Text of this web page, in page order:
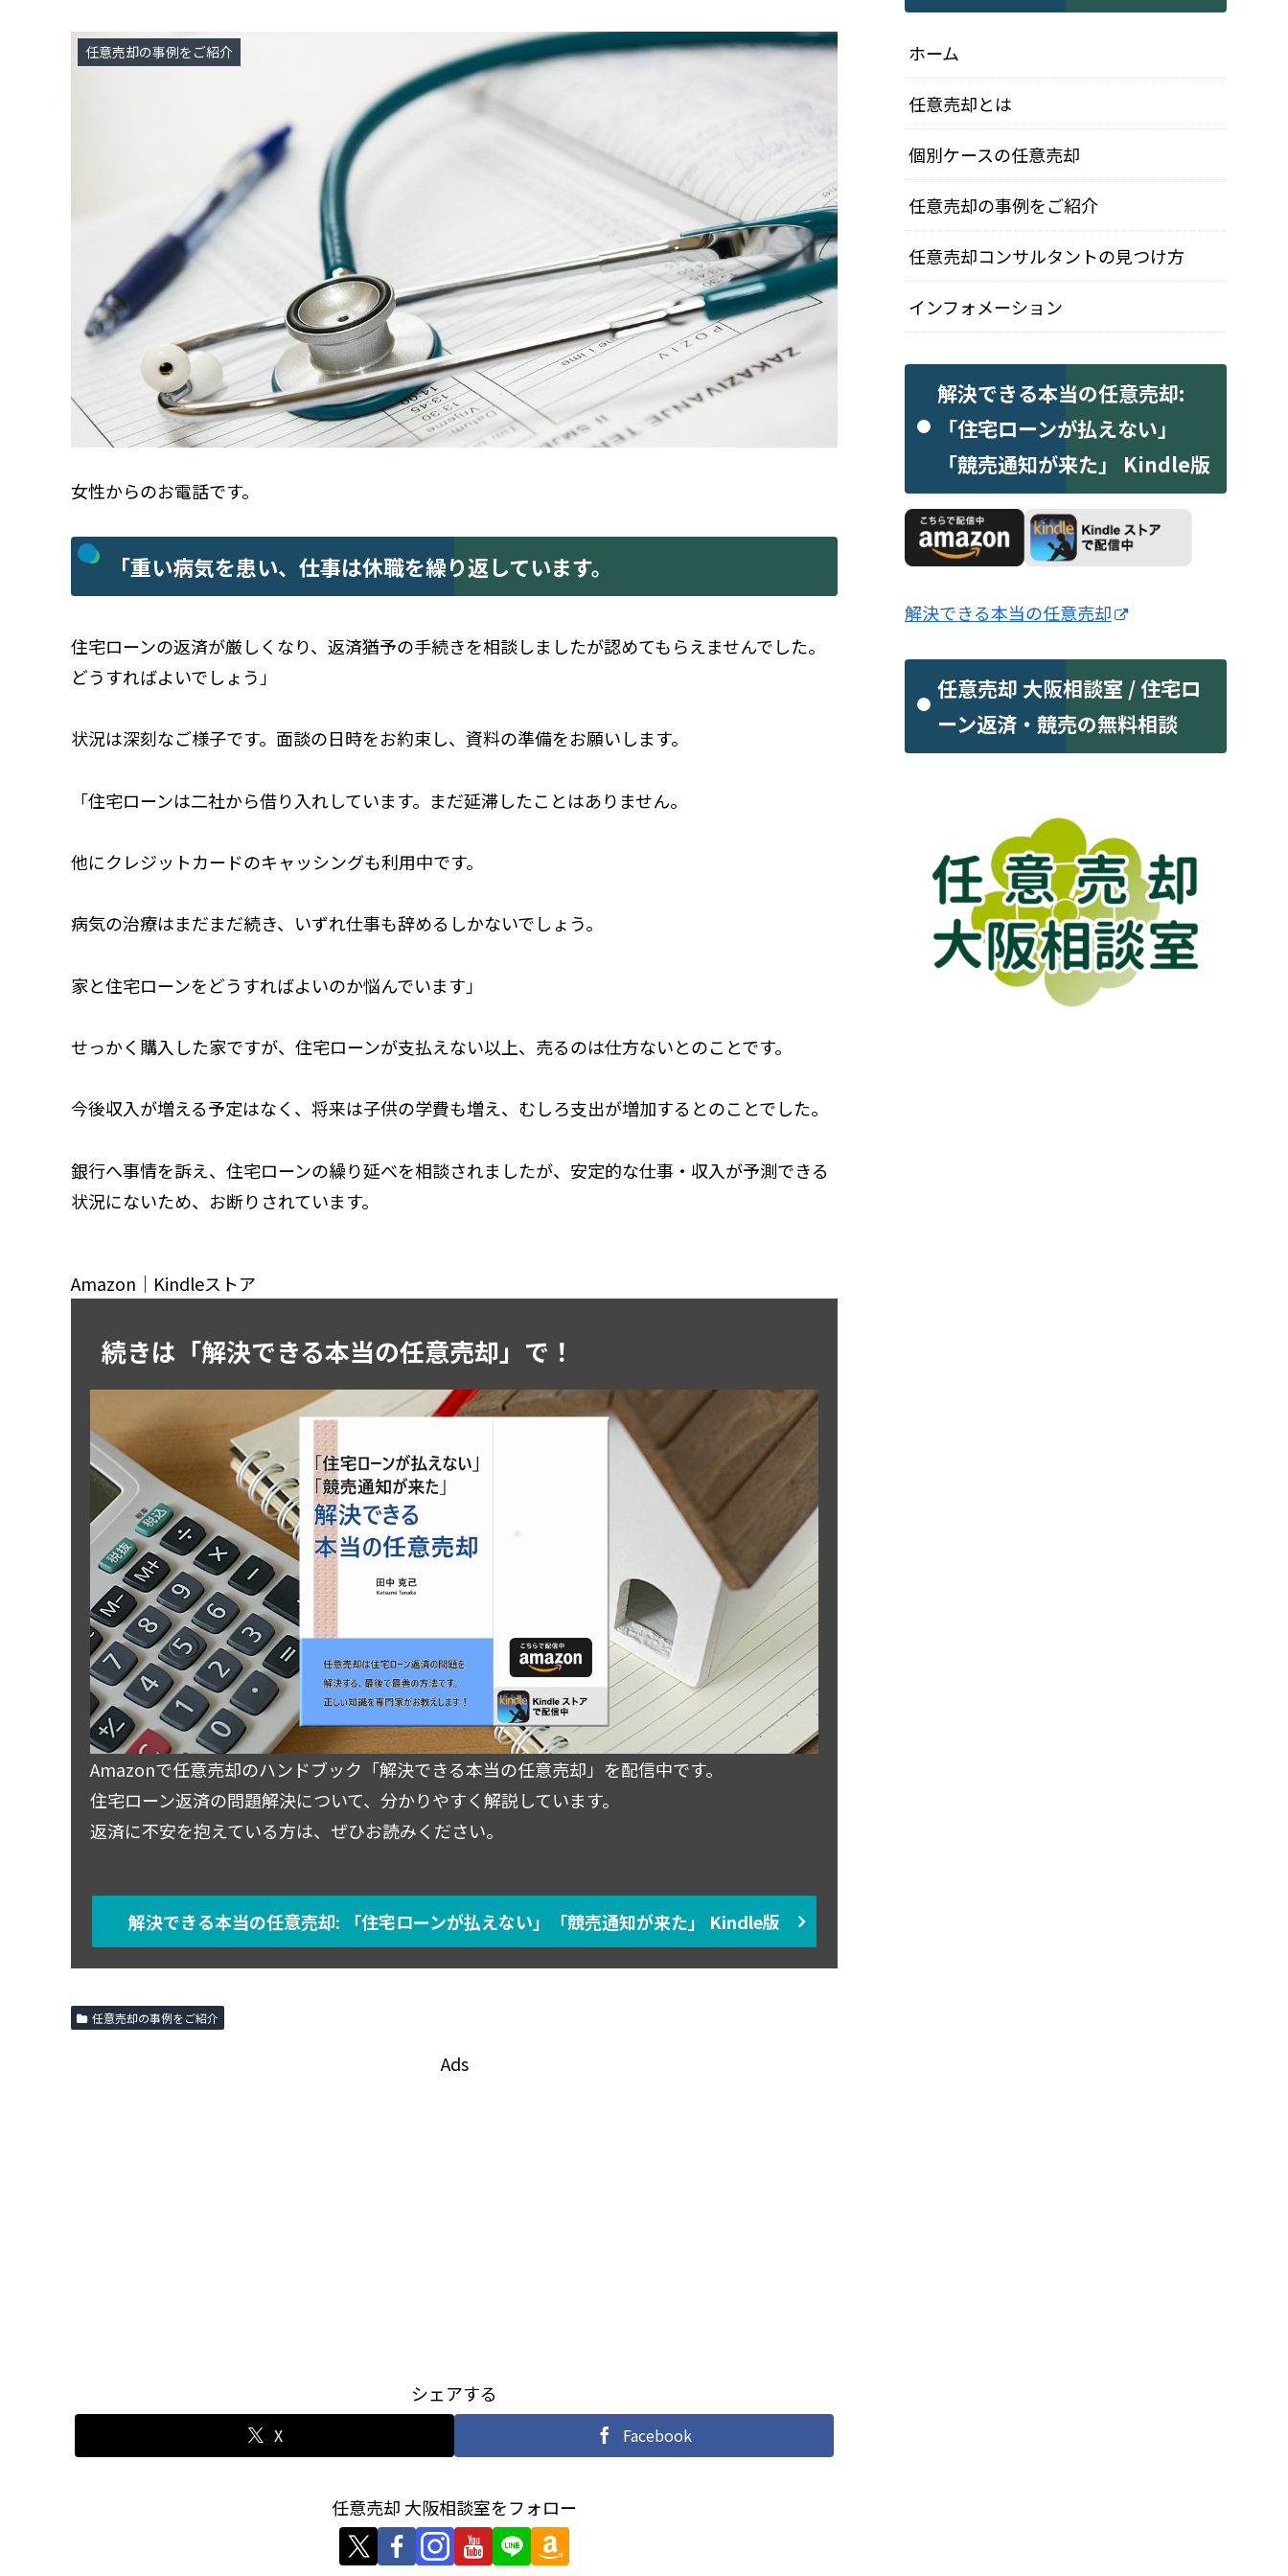
任意売却の事例をご紹介
女性からのお電話です。
「重い病気を患い、仕事は休職を繰り返しています。
住宅ローンの返済が厳しくなり、返済猶予の手続きを相談しましたが認めてもらえませんでした。
どうすればよいでしょう」
状況は深刻なご様子です。面談の日時をお約束し、資料の準備をお願いします。
「住宅ローンは二社から借り入れしています。まだ延滞したことはありません。
他にクレジットカードのキャッシングも利用中です。
病気の治療はまだまだ続き、いずれ仕事も辞めるしかないでしょう。
家と住宅ローンをどうすればよいのか悩んでいます」
せっかく購入した家ですが、住宅ローンが支払えない以上、売るのは仕方ないとのことです。
今後収入が増える予定はなく、将来は子供の学費も増え、むしろ支出が増加するとのことでした。
銀行へ事情を訴え、住宅ローンの繰り延べを相談されましたが、安定的な仕事・収入が予測できる
状況にないため、お断りされています。
Amazon｜Kindleストア
続きは「解決できる本当の任意売却」で！
Amazonで任意売却のハンドブック「解決できる本当の任意売却」を配信中です。
住宅ローン返済の問題解決について、分かりやすく解説しています。
返済に不安を抱えている方は、ぜひお読みください。
解決できる本当の任意売却: 「住宅ローンが払えない」「競売通知が来た」 Kindle版
任意売却の事例をご紹介
Ads
シェアする
X Facebook
任意売却 大阪相談室をフォロー
ホーム
任意売却とは
個別ケースの任意売却
任意売却の事例をご紹介
任意売却コンサルタントの見つけ方
インフォメーション
解決できる本当の任意売却:
「住宅ローンが払えない」
「競売通知が来た」 Kindle版
解決できる本当の任意売却
任意売却 大阪相談室 / 住宅ロ
ーン返済・競売の無料相談